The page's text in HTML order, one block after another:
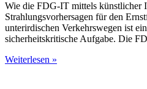
Wie die FDG-IT mittels künstlicher
Strahlungsvorhersagen für den
unterirdischen Verkehrswegen ist
sicherheitskritische Aufgabe. Die
Weiterlesen »